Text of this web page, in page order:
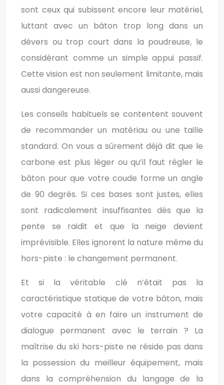
sont ceux qui subissent encore leur matériel,
luttant avec un bâton trop long dans un
dévers ou trop court dans la poudreuse, le
considérant comme un simple appui passif.
Cette vision est non seulement limitante, mais
aussi dangereuse.
Les conseils habituels se contentent souvent
de recommander un matériau ou une taille
standard. On vous a sûrement déjà dit que le
carbone est plus léger ou qu’il faut régler le
bâton pour que votre coude forme un angle
de 90 degrés. Si ces bases sont justes, elles
sont radicalement insuffisantes dès que la
pente se raidit et que la neige devient
imprévisible. Elles ignorent la nature même du
hors-piste : le changement permanent.
Et si la véritable clé n’était pas la
caractéristique statique de votre bâton, mais
votre capacité à en faire un instrument de
dialogue permanent avec le terrain ? La
maîtrise du ski hors-piste ne réside pas dans
la possession du meilleur équipement, mais
dans la compréhension du langage de la